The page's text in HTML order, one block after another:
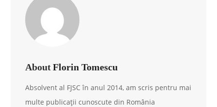
About Florin Tomescu
Absolvent al FJSC în anul 2014, am scris pentru mai
multe publicații cunoscute din România